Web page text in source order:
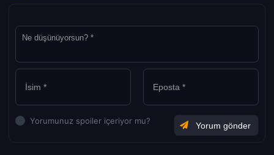
Yorumunuz spoiler içeriyor mu?